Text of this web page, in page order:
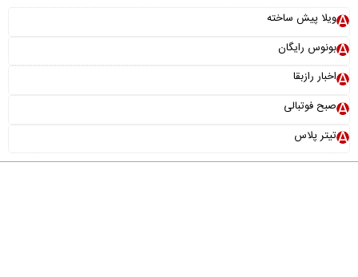
ویلا پیش ساخته
بونوس رایگان
اخبار رازبقا
صبح فوتبالی
تیتر پلاس